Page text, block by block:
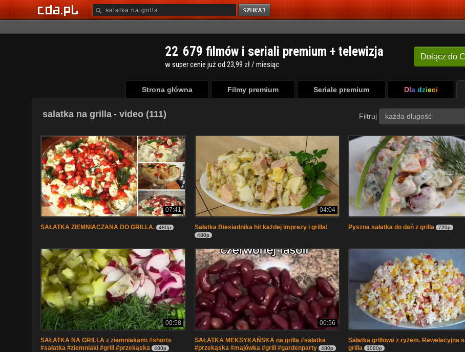
Dołącz do
22 679 filmów i seriali premium + telewizja
w super cenie już od 23,99 zł / miesiąc
Strona główna Filmy premium Seriale premium Dla dzieci
salatka na grilla - video (111) Filtruj każda długość
07:41
SAŁATKA ZIEMNIACZANA DO GRILLA. 480p
04:04
Sałatka Biesiadnika hit każdej imprezy i grilla!
480p
Pyszna sałatka do dań z grilla 720p
00:58
SAŁATKA NA GRILLA z ziemniakami #shorts
#sałatka #ziemniaki #grill #przekąska
480p
00:56
SAŁATKA MEKSYKAŃSKA na grilla #sałatka
#przekąska #majówka #grill #gardenparty
480p
Sałatka grillowa z ryżem. Rewelacyjna
grilla
1080p